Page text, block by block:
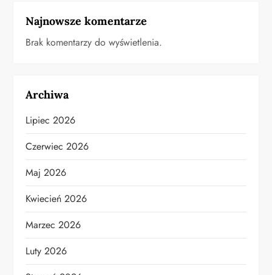
Najnowsze komentarze
Brak komentarzy do wyświetlenia.
Archiwa
Lipiec 2026
Czerwiec 2026
Maj 2026
Kwiecień 2026
Marzec 2026
Luty 2026